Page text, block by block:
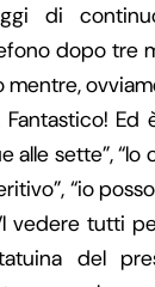
di
dopo tre
mentre,
Fantastico! Ed
alle sette”,
“io
vedere tutti
del